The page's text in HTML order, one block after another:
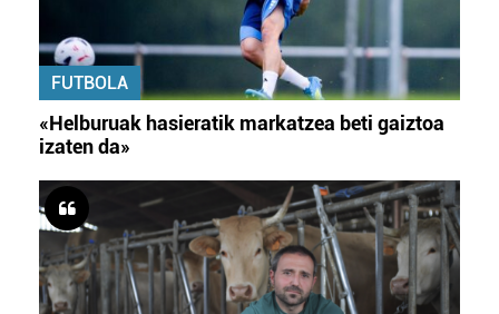
FUTBOLA
«Helburuak hasieratik markatzea beti gaiztoa
izaten da»